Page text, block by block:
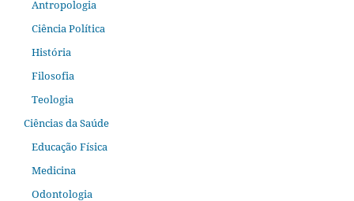
Antropologia
Ciência Política
História
Filosofia
Teologia
Ciências da Saúde
Educação Física
Medicina
Odontologia